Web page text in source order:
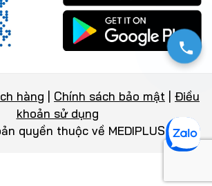
hàng Chính sách bảo mật
Điều
khoản sử dụng
quyền thuộc về MEDIPLUS